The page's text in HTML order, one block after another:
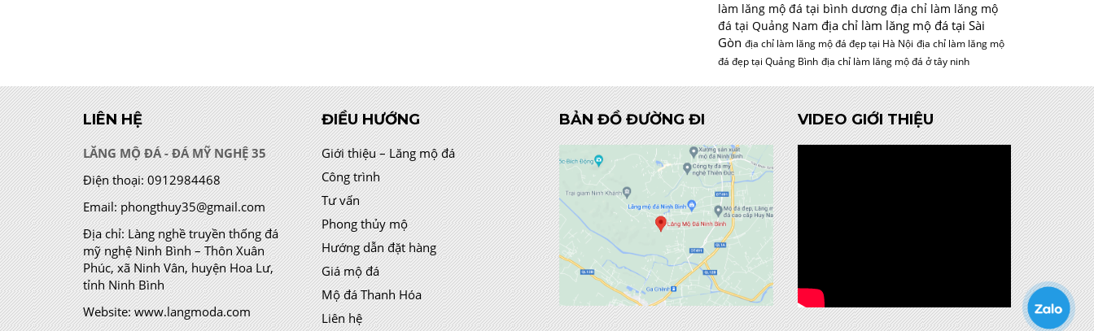
làm lăng mộ đá tại bình dương địa chỉ làm lăng mộ
đá tại Quảng Nam địa chỉ làm lăng mộ đá tại Sài
Gòn địa chỉ làm lăng mộ đá đẹp tại Hà Nội địa chỉ làm lăng mộ
đá đẹp tại Quảng Bình địa chỉ làm lăng mộ đá ở tây ninh
LIÊN HỆ
LĂNG MỘ ĐÁ - ĐÁ MỸ NGHỆ 35
Điện thoại: 0912984468
Email: phongthuy35@gmail.com
Địa chỉ:Làng nghề truyền thống đá
mỹ nghệ Ninh Bình – Thôn Xuân
Phúc, xã Ninh Vân, huyện Hoa Lư,
tỉnh Ninh Bình
Website: www.langmoda.com
ĐIỀU HƯỚNG
Giới thiệu – Lăng mộ đá
Công trình
Tư vấn
Phong thủy mộ
Hướng dẫn đặt hàng
Giá mộ đá
Mộ đá Thanh Hóa
Liên hệ
BẢN ĐỒ ĐƯỜNG ĐI VIDEO GIỚI THIỆU